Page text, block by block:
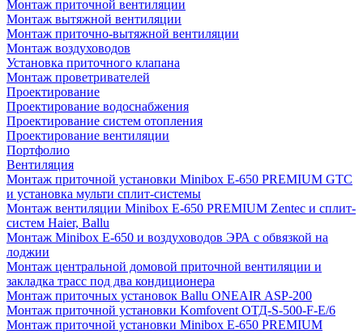
Монтаж приточной вентиляции
Монтаж вытяжной вентиляции
Монтаж приточно-вытяжной вентиляции
Монтаж воздуховодов
Установка приточного клапана
Монтаж проветривателей
Проектирование
Проектирование водоснабжения
Проектирование систем отопления
Проектирование вентиляции
Портфолио
Вентиляция
Монтаж приточной установки Minibox E-650 PREMIUM GTC
и установка мульти сплит-системы
Монтаж вентиляции Minibox E-650 PREMIUM Zentec и сплит-
систем Haier, Ballu
Монтаж Minibox E-650 и воздуховодов ЭРА с обвязкой на
лоджии
Монтаж центральной домовой приточной вентиляции и
закладка трасс под два кондиционера
Монтаж приточных установок Ballu ONEAIR ASP-200
Монтаж приточной установки Komfovent ОТД-S-500-F-E/6
Монтаж приточной установки Minibox E-650 PREMIUM